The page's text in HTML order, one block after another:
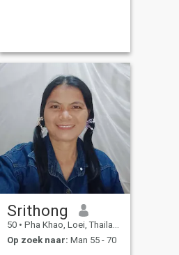
Srithong
50 • Pha Khao, Loei, Thailand
Op zoek naar: Man 55 - 70